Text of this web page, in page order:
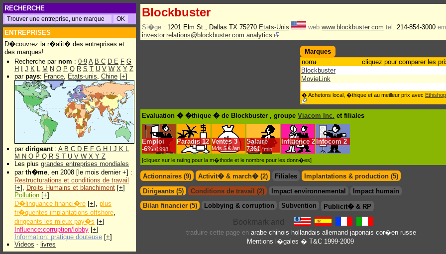
RECHERCHE
ENTREPRISES
D�couvrez la r�alit� des entreprises et
des marques!
Recherche par nom : 0-9 A B C D E F G
H
J K L M N O P Q R S T U V W X Y Z
par pays: France, Etats-unis, Chine [+]
par dirigeant: A B C D E F G H J K L
M N O P Q R S T U V W X Y Z
Les plus grandes entreprises mondiales
par th�me, en 2008 [le mois dernier +] :
Restructurations et conditions de travail
[+], Droits Humains et blanchiment [+]
Pollution [+]
D�linquance financi�re [+], plus
fr�quentes implantations offshore,
dirigeants les mieux pay�s [+]
Influence:corruption/lobby [+]
Information: pratique douteuse [+]
Videos - livres
Blockbuster
Si�ge : 1201 Elm St., Dallas TX 75270 Etats-Unis web www.blockbuster.com tel. 214-854-3000
investor.relations@blockbuster.com analytics
Marques
nom
cliquez pour comparer les
Blockbuster
MovieLink
� Achetons local, �thique et au meilleur prix avec Ethishop
Evaluation � �thique � de Blockbuster , groupe Viacom Inc. et filiales
Emploi
-6% /1998
Paradis 12 Ventes 3
Mds $.€ /an
Salaire
7361*min.
Influence 2 Infocom 2
[cliquez sur le rating pour la m�thode et le nombre pour les donn�es]
Actionnaires (9) Activit� & march� (2) Filiales
Implantations & production (5)
Dirigeants (5)
Conditions de travail (2) Impact environnemental
Impact humain
Bilan financier (5)
Lobbying & corruption Subvention Publicit� & RP
traduire cette page en arabe chinois hollandais allemand japonais cor�en russe
Mentions l�gales � T&C 1999-2009